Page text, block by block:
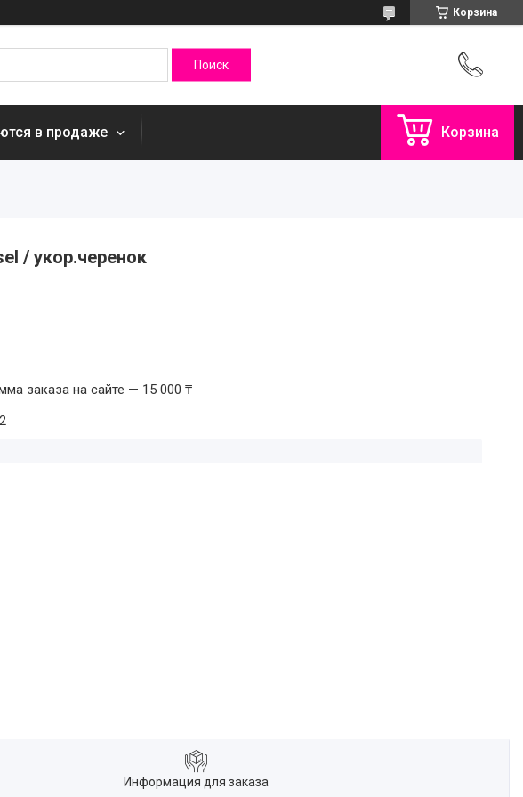
Корзина
в продаже Корзина
/ укор.черенок
заказа на сайте — 15 000 ₸
Информация для заказа